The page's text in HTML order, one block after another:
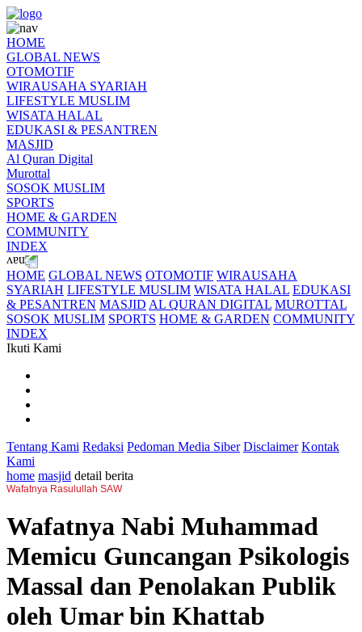
HOME
GLOBAL NEWS
OTOMOTIF
WIRAUSAHA SYARIAH
LIFESTYLE MUSLIM
WISATA HALAL
EDUKASI & PESANTREN
MASJID
Al Quran Digital
Murottal
SOSOK MUSLIM
SPORTS
HOME & GARDEN
COMMUNITY
INDEX
HOME GLOBAL NEWS OTOMOTIF WIRAUSAHA
SYARIAH LIFESTYLE MUSLIM WISATA HALAL EDUKASI
& PESANTREN MASJID AL QURAN DIGITAL MUROTTAL
SOSOK MUSLIM SPORTS HOME & GARDEN COMMUNITY
INDEX
Ikuti Kami
Tentang Kami Redaksi Pedoman Media Siber Disclaimer Kontak
Kami
home masjid detail berita
Wafatnya Rasulullah SAW
Wafatnya Nabi Muhammad
Memicu Guncangan Psikologis
Massal dan Penolakan Publik
oleh Umar bin Khattab